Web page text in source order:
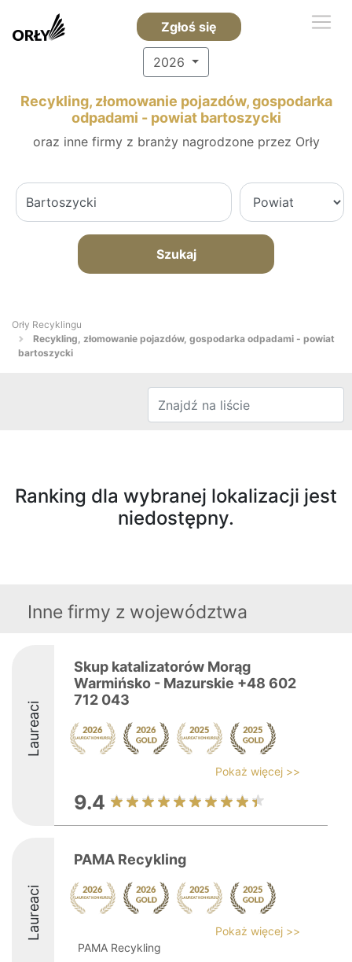
Zgłoś się
2026
Recykling, złomowanie pojazdów, gospodarka
odpadami - powiat bartoszycki
oraz inne firmy z branży nagrodzone przez Orły
Szukaj
Orły Recyklingu
Recykling, złomowanie pojazdów, gospodarka odpadami - powiat
bartoszycki
Ranking dla wybranej lokalizacji jest
niedostępny.
Inne firmy z województwa
Laureaci
Skup katalizatorów Morąg
Warmińsko - Mazurskie +48 602
712 043
Pokaż więcej >>
9.4
Laureaci
PAMA Recykling
Pokaż więcej >>
PAMA Recykling